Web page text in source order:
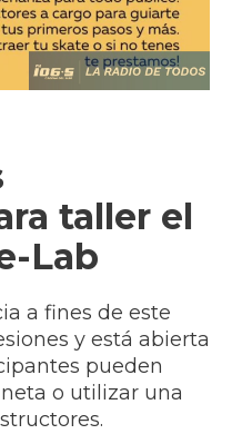
taller el
Lab
a fines de este
y está abierta
pueden
o utilizar una